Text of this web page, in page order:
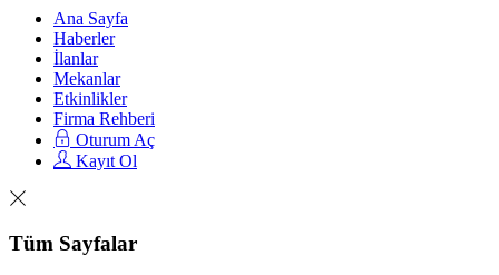
Ana Sayfa
Haberler
İlanlar
Mekanlar
Etkinlikler
Firma Rehberi
Oturum Aç
Kayıt Ol
Tüm Sayfalar